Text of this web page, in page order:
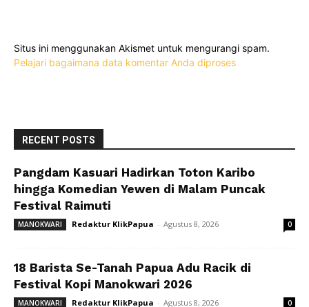
Situs ini menggunakan Akismet untuk mengurangi spam.
Pelajari bagaimana data komentar Anda diproses
RECENT POSTS
Pangdam Kasuari Hadirkan Toton Karibo
hingga Komedian Yewen di Malam Puncak
Festival Raimuti
MANOKWARI Redaktur KlikPapua - Agustus 8, 2026 0
18 Barista Se-Tanah Papua Adu Racik di
Festival Kopi Manokwari 2026
MANOKWARI Redaktur KlikPapua - Agustus 8, 2026 0